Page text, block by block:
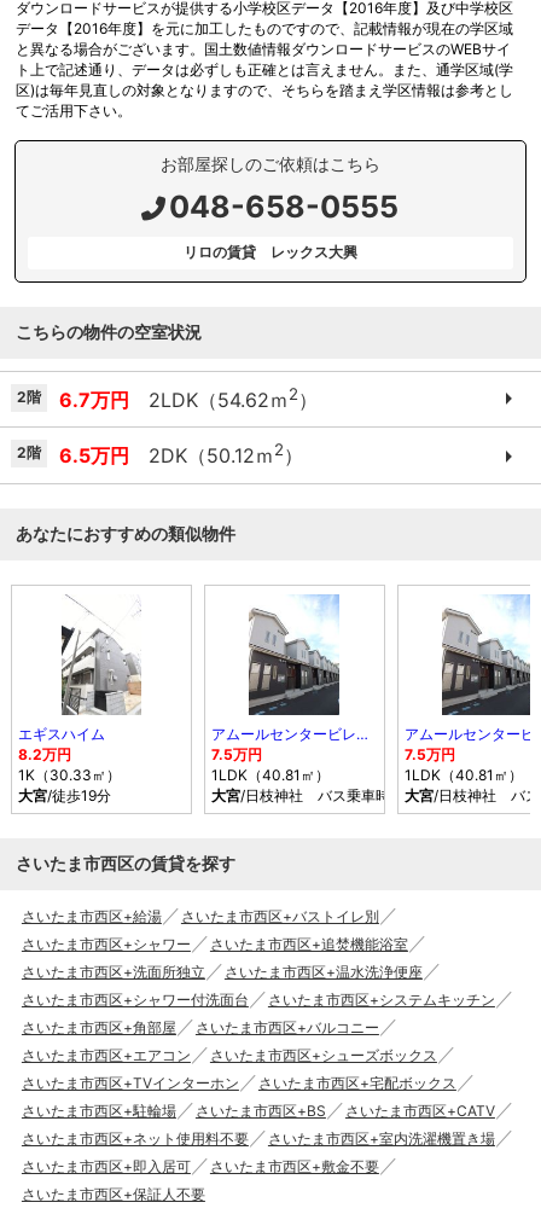
ダウンロードサービスが提供する小学校区データ【2016年度】及び中学校区
データ【2016年度】を元に加工したものですので、記載情報が現在の学区域
と異なる場合がございます。国土数値情報ダウンロードサービスのWEBサイ
ト上で記述通り、データは必ずしも正確とは言えません。また、通学区域(学
区)は毎年見直しの対象となりますので、そちらを踏まえ学区情報は参考とし
てご活用下さい。
お部屋探しのご依頼はこちら
048-658-0555
リロの賃貸 レックス大興
こちらの物件の空室状況
2階 6.7万円 2LDK（54.62ｍ2）
2階 6.5万円 2DK（50.12ｍ2）
あなたにおすすめの類似物件
エギスハイム
8.2万円
1K（30.33㎡）
大宮/徒歩19分
アムールセンタービレッジ
7.5万円
1LDK（40.81㎡）
大宮/日枝神社 バス乗車時間15分 停歩4分
7.5万円
1LDK（40.81㎡）
大宮/日枝神社 バ
さいたま市西区の賃貸を探す
さいたま市西区+給湯
さいたま市西区+バストイレ別
さいたま市西区+シャワー
さいたま市西区+追焚機能浴室
さいたま市西区+洗面所独立
さいたま市西区+温水洗浄便座
さいたま市西区+シャワー付洗面台
さいたま市西区+システムキッチン
さいたま市西区+角部屋
さいたま市西区+バルコニー
さいたま市西区+エアコン
さいたま市西区+シューズボックス
さいたま市西区+TVインターホン
さいたま市西区+宅配ボックス
さいたま市西区+駐輪場
さいたま市西区+BS
さいたま市西区+CATV
さいたま市西区+ネット使用料不要
さいたま市西区+室内洗濯機置き場
さいたま市西区+即入居可
さいたま市西区+敷金不要
さいたま市西区+保証人不要